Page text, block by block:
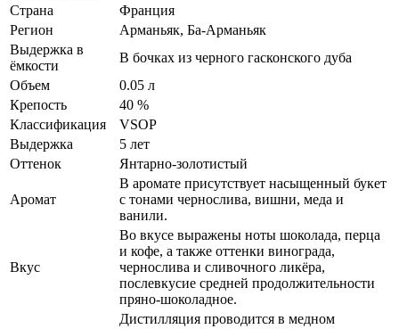
Страна
Франция
Регион
Арманьяк, Ба-Арманьяк
Выдержка в
ёмкости
В бочках из черного гасконского дуба
Объем
0.05 л
Крепость
40 %
Классификация
VSOP
Выдержка
5 лет
Оттенок
Янтарно-золотистый
Аромат
В аромате присутствует насыщенный букет
с тонами чернослива, вишни, меда и
ванили.
Вкус
Во вкусе выражены ноты шоколада, перца
и кофе, а также оттенки винограда,
чернослива и сливочного ликёра,
послевкусие средней продолжительности
пряно-шоколадное.
Дистилляция проводится в медном